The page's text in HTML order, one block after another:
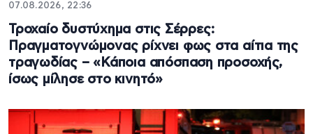
07.08.2026, 22:36
Τροχαίο δυστύχημα στις Σέρρες:
Πραγματογνώμονας ρίχνει φως στα αίτια της
τραγωδίας – «Κάποια απόσπαση προσοχής,
ίσως μίλησε στο κινητό»